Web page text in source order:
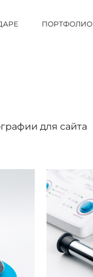
ПОРТФОЛИО
для сайта